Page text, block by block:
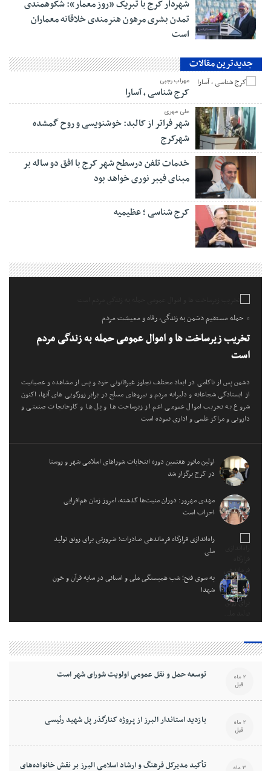
شهردار کرج با تبریک «روز معمار»: شکوهمندی
تمدن بشری مرهون هنرمندی خلاقانه معماران
است
جدیدترین مقالات
مهراب رجبی
کرج شناسی ، آسارا
علی مهری
شهر فراتر از کالبد: خوشنویسی و روح گمشده
شهرکرج
خدمات تلفن درسطح شهر کرج با افق دو ساله بر
مبنای فیبر نوری خواهد بود
کرج شناسی ؛ عظیمیه
حمله مستقیم دشمن به زندگی، رفاه و معیشت مردم
تخریب زیرساخت ها و اموال عمومی حمله به زندگی مردم
است
دشمن پس از ناکامی در ابعاد مختلف تجاوز غیرقانونی خود و پس از مشاهده و عصبانیت
از ایستادگی شجاعانه و دلیرانه مردم و نیروهای مسلح در برابر زورگویی های آنها، اکنون
شروع به تخریب اموال عمومی اعم از زیرساخت ها و پل ها و کارخانجات صنعتی و
دارویی و مراکز علمی و اداری نموده است
اولین مانور هفتمین دوره انتخابات شوراهای اسلامی شهر و روستا
در کرج برگزار شد
مهدی مهرور: دوران منیت‌ها گذشته، امروز زمان هم‌افزایی
احزاب است
راه‌اندازی قرارگاه فرماندهی صادرات؛ ضرورتی برای رونق تولید
ملی
به سوی فتح؛ شب همبستگی ملی و استانی در سایه قرآن و خون
شهدا
توسعه حمل و نقل عمومی اولویت شورای شهر است 2 ماه
قبل
بازدید استاندار البرز از پروژه کنارگذر پل شهید رئیسی 2 ماه
قبل
تأکید مدیرکل فرهنگ و ارشاد اسلامی البرز بر نقش خانواده‌های
3 ماه